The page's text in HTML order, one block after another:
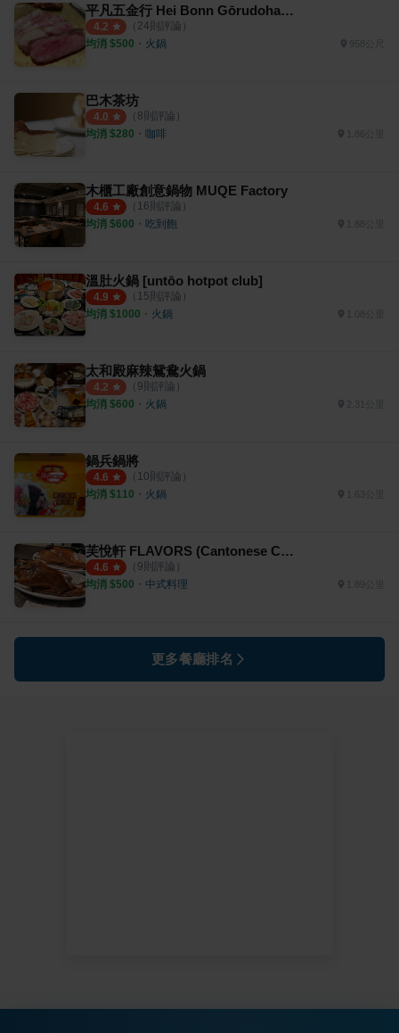
平凡五金行 Hei Bonn Gōrudohausu
4.2 （ 24則評論）
均消 $500 ・ 火鍋 958公尺
巴木茶坊
4.0 （ 8則評論）
均消 $280 ・ 咖啡
木櫃工廠創意鍋物 MUQE Factory
4.6 （ 16則評論）
均消 $600 ・ 吃到飽
溫肚火鍋 [untōo hotpot club]
4.9 （ 15則評論）
均消 $1000 ・ 火鍋
太和殿麻辣鴛鴦火鍋
4.2 （ 9則評論）
均消 $600 ・ 火鍋
鍋兵鍋將
4.6 （ 10則評論）
均消 $110 ・ 火鍋
芙悅軒 FLAVORS (Cantonese Cuisine and Dim Sum)
4.6 （ 9則評論）
均消 $500 ・ 中式料理
更多餐廳排名